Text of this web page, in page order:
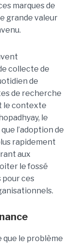
marques de
grande valeur
collecte de
de
de recherche
le contexte
le
l’adoption de
rapidement
aux
le fossé
pour ces
que le problème